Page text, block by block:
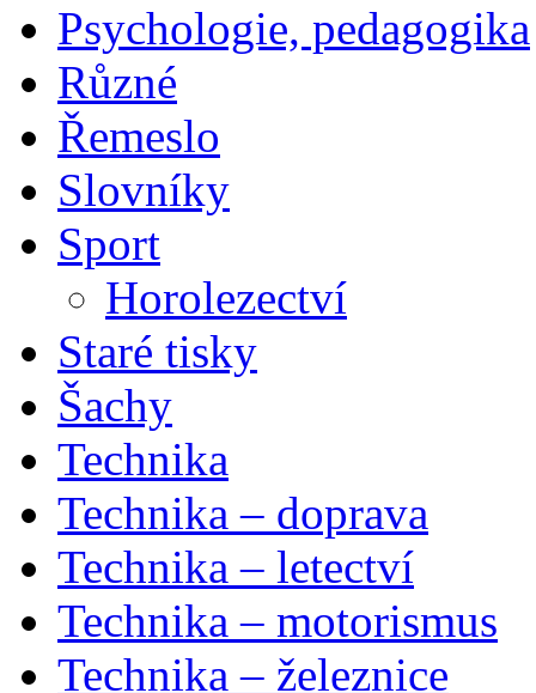
Psychologie, pedagogika
Různé
Řemeslo
Slovníky
Sport
Horolezectví
Staré tisky
Šachy
Technika
Technika – doprava
Technika – letectví
Technika – motorismus
Technika – železnice